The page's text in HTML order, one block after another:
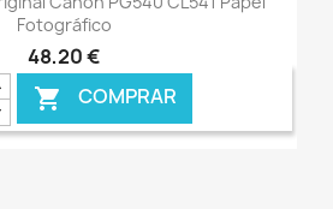
Fotográfico
48,20 €
 COMPRAR